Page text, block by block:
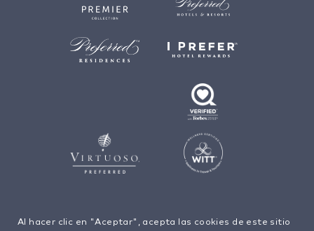
Al hacer clic en "Aceptar", acepta las cookies de este sitio